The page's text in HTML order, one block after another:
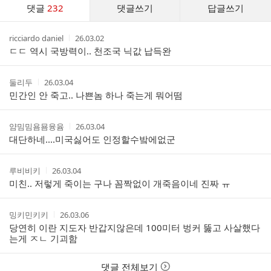
댓글 232 댓글쓰기 답글쓰기
스
작
성
자
ricciardo daniel
작
성
시
간
26.03.02
ㄷㄷ 역시 국방력이.. 천조국 닉값 납득완
작
성
자
둘리두
작
성
시
간
26.03.04
민간인 안 죽고.. 나쁜놈 하나 죽는게 뭐어떰
작
성
자
얌밈밈욤묨융윰
작
성
시
간
26.03.04
대단하네....미국싫어도 인정할수밬에없군
작
성
자
루비비키
작
성
시
간
26.03.04
미친.. 저렇게 죽이는 구나 꼼짝없이 개죽음이네 진짜 ㅠ
작
성
자
밍키민키키
작
성
시
간
26.03.06
당연히 이란 지도자 반갑지않은데 100미터 벙커 뚫고 사살했다
는게 ㅈㄴ 기괴함
댓글 전체보기